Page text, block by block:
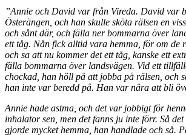
”Annie och David var från Vireda. David var
Österängen, och han skulle sköta rälsen en
och sånt där, och fälla ner bommarna över
ett tåg. Nån fick alltid vara hemma, för om de
och sa att nu kommer det ett tåg, kanske ett
fälla bommarna över landsvägen. Vid ett
chockad, han höll på att jobba på rälsen, och
han inte var beredd på. Han var nära att bli
Annie hade astma, och det var jobbigt för
inhalator sen, men det fanns ju inte förr. Så
gjorde mycket hemma, han handlade och så.